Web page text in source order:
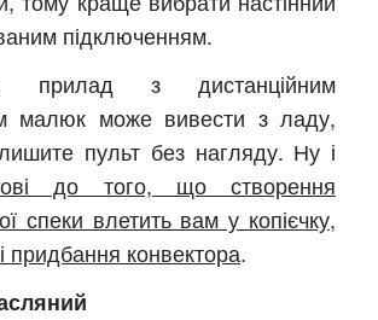
підключенням.
з дистанційним
малюк може вивести з ладу,
пульт без нагляду. Ну і
до того, що створення
спеки влетить вам у копієчку,
придбання конвектора.